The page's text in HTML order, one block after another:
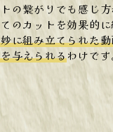
の繋がりでも感じ
のカットを効果的
に組み立てられた
与えられるわけです
自動見積